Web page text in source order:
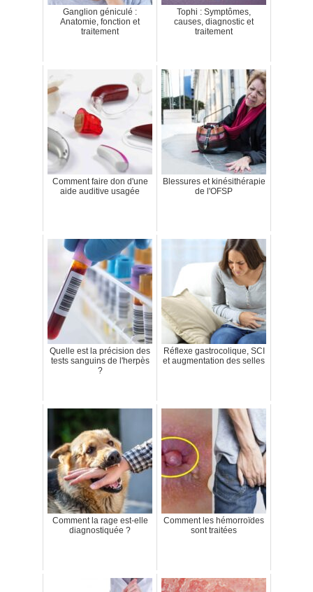
Ganglion géniculé :
Anatomie, fonction et
traitement
Tophi : Symptômes,
causes, diagnostic et
traitement
Comment faire don d'une
aide auditive usagée
Blessures et kinésithérapie
de l'OFSP
Quelle est la précision des
tests sanguins de l'herpès
?
Réflexe gastrocolique, SCI
et augmentation des selles
Comment la rage est-elle
diagnostiquée ?
Comment les hémorroïdes
sont traitées